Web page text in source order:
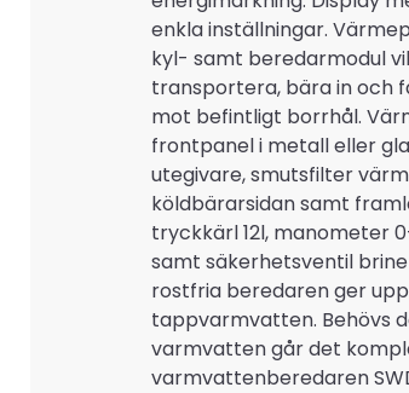
enkla inställningar.
kyl- samt beredarmodul
transportera, bära in och
mot befintligt borrhål.
frontpanel i metall eller
utegivare, smutsfilter
köldbärarsidan samt
tryckkärl 12l, manometer
samt säkerhetsventil
rostfria beredaren ger
tappvarmvatten. Behövs
varmvatten går det
varmvattenberedaren